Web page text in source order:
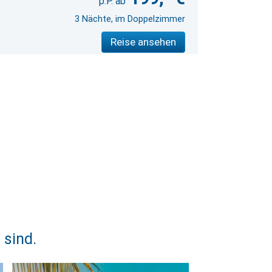
3 Nächte, im Doppelzimmer
Reise ansehen
sind.